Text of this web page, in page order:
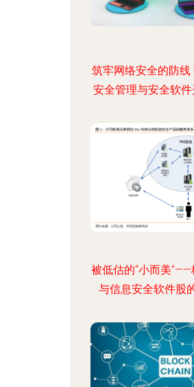
筑牢网络安全的防线
安全管理与安全软
被低估的“小而美
与信息安全软件股